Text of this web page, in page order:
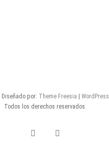
| Diseñado por: Theme Freesia |WordPress
Todos los derechos reservados.
Twitter